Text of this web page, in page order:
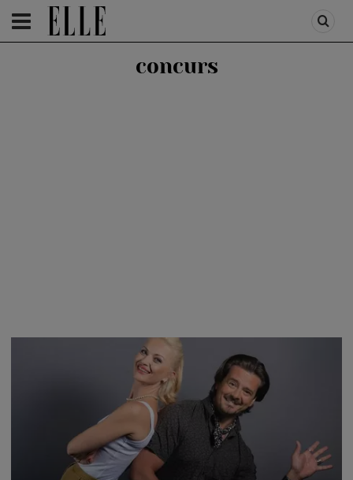
HOMEPAGE /PEOPLE
concurs